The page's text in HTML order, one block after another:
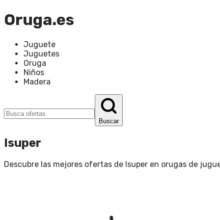
Oruga.es
Juguete
Juguetes
Oruga
Niños
Madera
Buscar
Isuper
Descubre las mejores ofertas de Isuper en orugas de